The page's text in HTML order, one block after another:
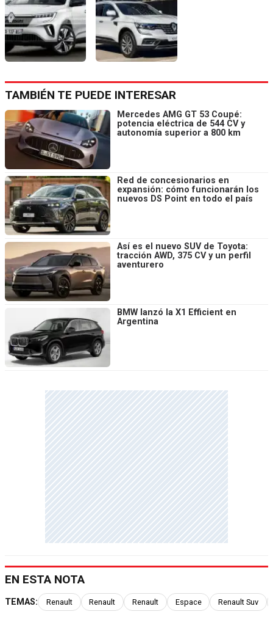
TAMBIÉN TE PUEDE INTERESAR
Mercedes AMG GT 53 Coupé:
potencia eléctrica de 544 CV y
autonomía superior a 800 km
Red de concesionarios en
expansión: cómo funcionarán los
nuevos DS Point en todo el país
Así es el nuevo SUV de Toyota:
tracción AWD, 375 CV y un perfil
aventurero
BMW lanzó la X1 Efficient en
Argentina
EN ESTA NOTA
TEMAS: Renault Renault Renault Espace Renault Suv